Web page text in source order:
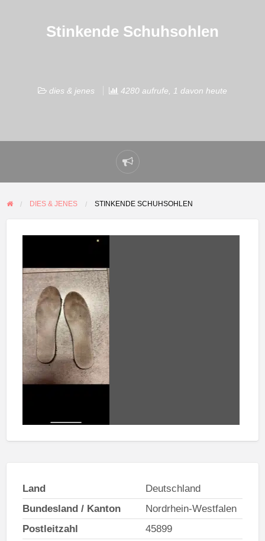
Stinkende Schuhsohlen
dies & jenes 4280 aufrufe, 1 davon heute
Problem
melden
DIES & JENES STINKENDE SCHUHSOHLEN
Land
Deutschland
Bundesland / Kanton
Nordrhein-Westfalen
Postleitzahl
45899